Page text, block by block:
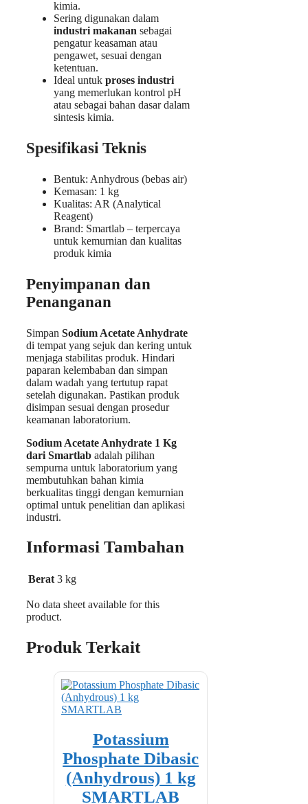
kimia.
Sering digunakan dalam
industri makanan sebagai
pengatur keasaman atau
pengawet, sesuai dengan
ketentuan.
Ideal untuk proses industri
yang memerlukan kontrol pH
atau sebagai bahan dasar dalam
sintesis kimia.
Spesifikasi Teknis
Bentuk: Anhydrous (bebas air)
Kemasan: 1 kg
Kualitas: AR (Analytical
Reagent)
Brand: Smartlab – terpercaya
untuk kemurnian dan kualitas
produk kimia
Penyimpanan dan
Penanganan
Simpan Sodium Acetate Anhydrate
di tempat yang sejuk dan kering untuk
menjaga stabilitas produk. Hindari
paparan kelembaban dan simpan
dalam wadah yang tertutup rapat
setelah digunakan. Pastikan produk
disimpan sesuai dengan prosedur
keamanan laboratorium.
Sodium Acetate Anhydrate 1 Kg
dari Smartlab adalah pilihan
sempurna untuk laboratorium yang
membutuhkan bahan kimia
berkualitas tinggi dengan kemurnian
optimal untuk penelitian dan aplikasi
industri.
Informasi Tambahan
Berat 3 kg
No data sheet available for this
product.
Produk Terkait
Potassium
Phosphate Dibasic
(Anhydrous) 1 kg
SMARTLAB